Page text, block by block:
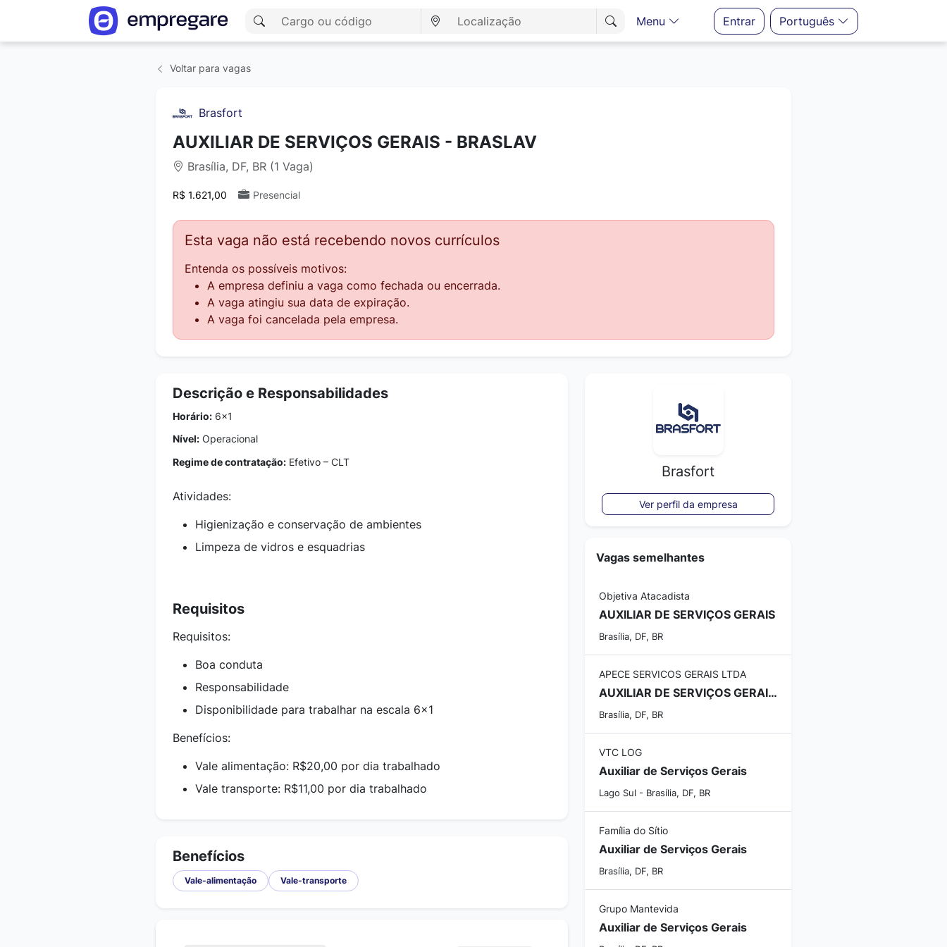
Menu Entrar Português
Voltar para vagas
Brasfort
AUXILIAR DE SERVIÇOS GERAIS - BRASLAV
Brasília, DF, BR (1 Vaga)
R$ 1.621,00 Presencial
Esta vaga não está recebendo novos currículos
Entenda os possíveis motivos:
A empresa definiu a vaga como fechada ou encerrada.
A vaga atingiu sua data de expiração.
A vaga foi cancelada pela empresa.
Descrição e Responsabilidades
Horário: 6x1
Nível: Operacional
Regime de contratação: Efetivo – CLT
Atividades:
Higienização e conservação de ambientes
Limpeza de vidros e esquadrias
Requisitos
Requisitos:
Boa conduta
Responsabilidade
Disponibilidade para trabalhar na escala 6x1
Benefícios:
Vale alimentação: R$20,00 por dia trabalhado
Vale transporte: R$11,00 por dia trabalhado
Benefícios
Vale-alimentação Vale-transporte
Brasfort
Ver perfil da empresa
Vagas semelhantes
Objetiva Atacadista
AUXILIAR DE SERVIÇOS GERAIS
Brasília, DF, BR
APECE SERVICOS GERAIS LTDA
AUXILIAR DE SERVIÇOS GERAIS - AUXILIAR DE SERVIÇOS GERAIS
Brasília, DF, BR
VTC LOG
Auxiliar de Serviços Gerais
Lago Sul - Brasília, DF, BR
Família do Sítio
Auxiliar de Serviços Gerais
Brasília, DF, BR
Grupo Mantevida
Auxiliar de Serviços Gerais